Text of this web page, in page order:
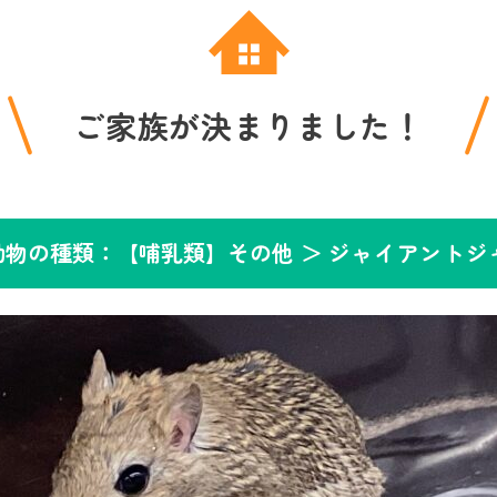
ご家族が決まりました！
の種類：【哺乳類】その他 ＞ ジャイアントジ